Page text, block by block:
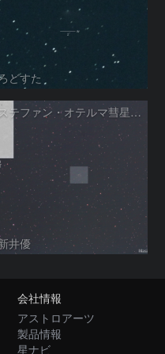
どすた
ステファン・オテルマ彗星：2019/02/13
井優
会社情報
アストロアーツ
製品情報
星ナビ